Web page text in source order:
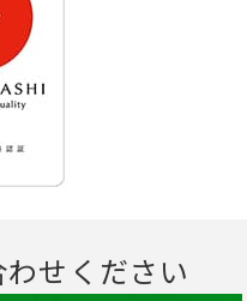
せください